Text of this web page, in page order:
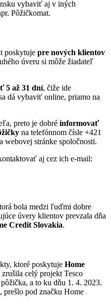
vybaviť aj v iných
Pôžičkomat.
poskytuje pre nových klientov
úveru si môže žiadateľ
5 až 31 dní, čiže ide
dá vybaviť online, priamo na
preto je dobré informovať
na telefónnom čísle +421
webovej stránke spoločnosti.
aj cez ich e-mail:
bola medzi ľuďmi dobre
úvery klientov prevzala dňa
Credit Slovakia.
ktoré poskytuje Home
celý projekt Tesco
a to ku dňu 1. 4. 2023.
prešlo pod značku Home